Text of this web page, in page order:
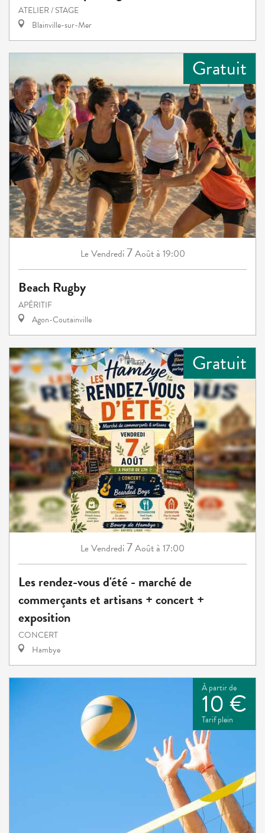
ATELIER / STAGE
Blainville-sur-Mer
Gratuit
Le Vendredi7Aoûtà 19:00
Beach Rugby
APÉRITIF
Agon-Coutainville
Gratuit
LeVendredi7Aoûtà 17:00
Les rendez-vous d'été - marché de
commerçants et artisans + concert +
exposition
CONCERT
Hambye
À partir de
10 €
Tarif plein